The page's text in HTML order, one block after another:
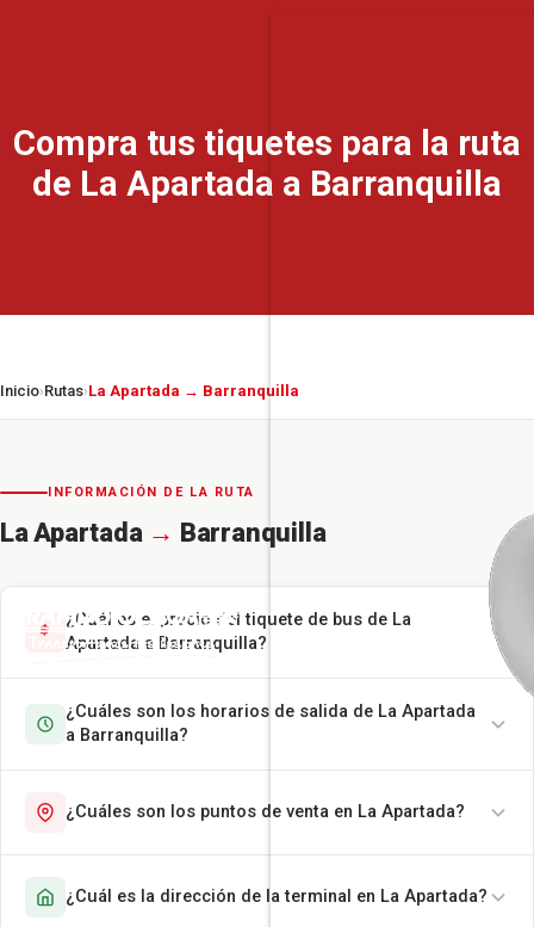
Compra tus tiquetes para la ruta
de La Apartada a Barranquilla
Inicio›Rutas›La Apartada → Barranquilla
INFORMACIÓN DE LA RUTA
La Apartada → Barranquilla
¿Cuál es el precio del tiquete de bus de La
Apartada a Barranquilla?
¿Cuáles son los horarios de salida de La Apartada
a Barranquilla?
¿Cuáles son los puntos de venta en La Apartada?
¿Cuál es la dirección de la terminal en La Apartada?